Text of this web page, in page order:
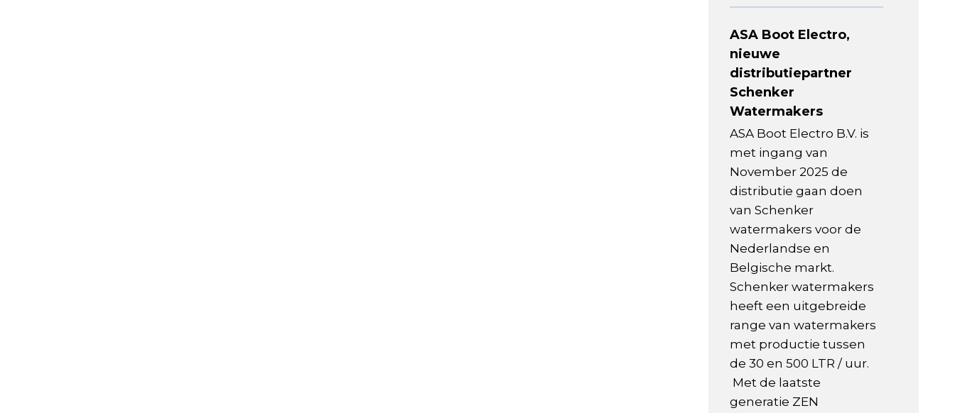
ASA Boot Electro,
nieuwe
distributiepartner
Schenker
Watermakers
ASA Boot Electro B.V. is
met ingang van
November 2025 de
distributie gaan doen
van Schenker
watermakers voor de
Nederlandse en
Belgische markt.
Schenker watermakers
heeft een uitgebreide
range van watermakers
met productie tussen
de 30 en 500 LTR / uur.
Met de laatste
generatie ZEN